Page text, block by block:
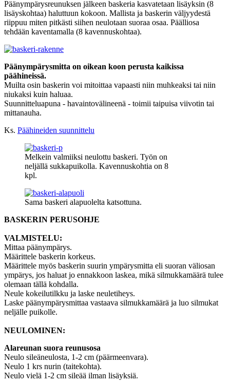
Päänympärysreunuksen jälkeen baskeria kasvatetaan lisäyksin (8
lisäyskohtaa) haluttuun kokoon. Mallista ja baskerin väljyydestä
riippuu miten pitkästi siihen neulotaan suoraa osaa. Päälliosa
tehdään kaventamalla (8 kavennuskohtaa).
Päänympärysmitta on oikean koon perusta kaikissa
päähineissä.
Muilta osin baskerin voi mitoittaa vapaasti niin muhkeaksi tai niin
niukaksi kuin haluaa.
Suunnitteluapuna - havaintovälineenä - toimii taipuisa viivotin tai
mittanauha.
Ks. Päähineiden suunnittelu
Melkein valmiiksi neulottu baskeri. Työn on
neljällä sukkapuikolla. Kavennuskohtia on 8
kpl.
Sama baskeri alapuolelta katsottuna.
BASKERIN PERUSOHJE
VALMISTELU:
Mittaa päänympärys.
Määrittele baskerin korkeus.
Määrittele myös baskerin suurin ympärysmitta eli suoran väliosan
ympärys, jos haluat jo ennakkoon laskea, mikä silmukkamäärä tulee
olemaan tällä kohdalla.
Neule kokeilutilkku ja laske neuletiheys.
Laske päänympärysmittaa vastaava silmukkamäärä ja luo silmukat
neljälle puikolle.
NEULOMINEN:
Alareunan suora reunusosa
Neulo sileäneulosta, 1-2 cm (päärmeenvara).
Neulo 1 krs nurin (taitekohta).
Neulo vielä 1-2 cm sileää ilman lisäyksiä.